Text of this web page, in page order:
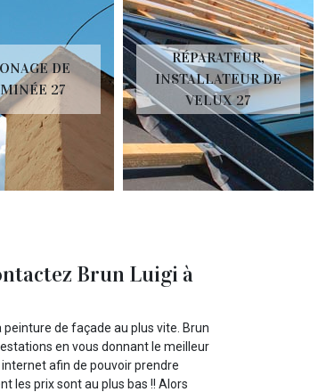
DE
27
RÉPARATEUR,
INSTALLATEUR DE
VELUX 27
Brun Luigi à
de façade au plus vite. Brun
en vous donnant le meilleur
afin de pouvoir prendre
les prix sont au plus bas !! Alors